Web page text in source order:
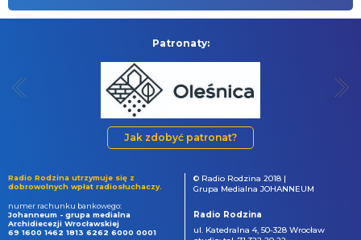
Patronaty:
Jak zdobyć patronat?
Radio Rodzina utrzymuje się z
dobrowolnych wpłat radiosłuchaczy.
numer rachunku bankowego:
Johanneum - grupa medialna
Archidiecezji Wrocławskiej
69 1600 1462 1813 6262 6000 0001
© Radio Rodzina 2018 |
Grupa Medialna JOHANNEUM
Radio Rodzina
ul. Katedralna 4, 50-328 Wrocław